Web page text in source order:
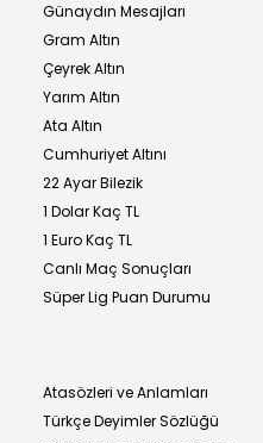
Günaydın Mesajları
Gram Altın
Çeyrek Altın
Yarım Altın
Ata Altın
Cumhuriyet Altını
22 Ayar Bilezik
1 Dolar Kaç TL
1 Euro Kaç TL
Canlı Maç Sonuçları
Süper Lig Puan Durumu
Atasözleri ve Anlamları
Türkçe Deyimler Sözlüğü